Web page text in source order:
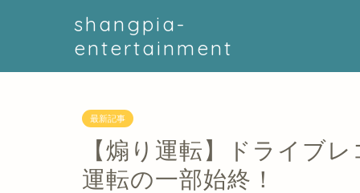
shangpia-
entertainment
最新記事
【煽り運転】ドライブ
運転の一部始終！